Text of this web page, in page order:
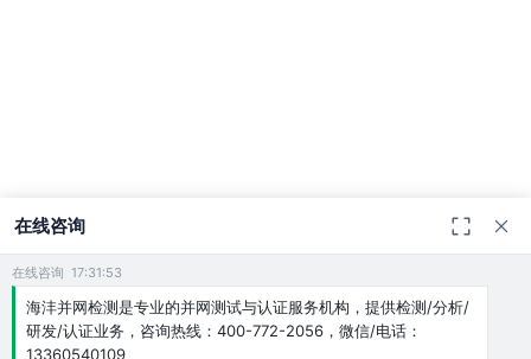
在线咨询
在线咨询 17:31:53
海沣并网检测是专业的并网测试与认证服务机构，提供检测/分析/
研发/认证业务，咨询热线：400-772-2056，微信/电话：
13360540109